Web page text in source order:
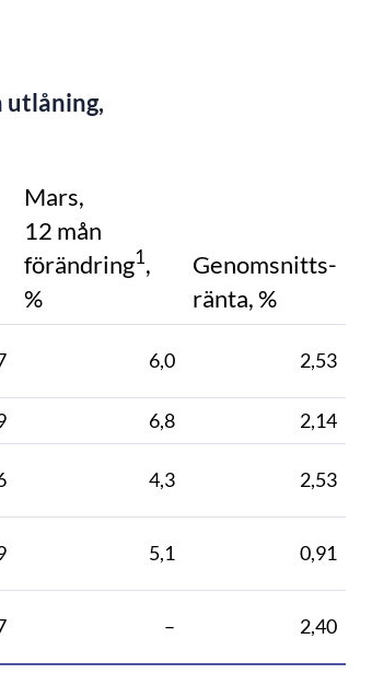
utlåning,
Mars,
12 mån
förändring1,
%
Genomsnitts-
ränta, %
6,0 2,53
6,8
2,14
4,3 2,53
5,1 0,91
– 2,40